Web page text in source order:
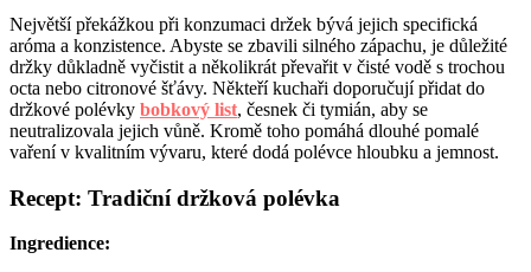
Největší překážkou při konzumaci držek bývá jejich specifická
aróma a konzistence. Abyste se zbavili silného zápachu, je důležité
držky důkladně vyčistit a několikrát převařit v čisté vodě s trochou
octa nebo citronové šťávy. Někteří kuchaři doporučují přidat do
držkové polévky bobkový list, česnek či tymián, aby se
neutralizovala jejich vůně. Kromě toho pomáhá dlouhé pomalé
vaření v kvalitním vývaru, které dodá polévce hloubku a jemnost.
Recept: Tradiční držková polévka
Ingredience: